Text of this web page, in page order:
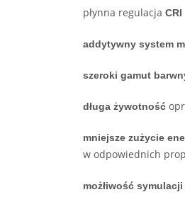
płynna regulacja CRI
addytywny system
szeroki gamut
długa żywotność
mniejsze zużycie
w odpowiednich
możłiwość